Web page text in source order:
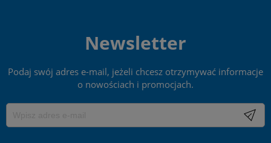
Newsletter
Podaj swój adres e-mail, jeżeli chcesz otrzymywać informacje
o nowościach i promocjach.